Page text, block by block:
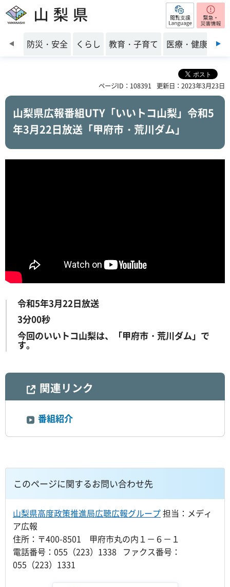
山梨県 閲覧支援
前のスライドを表示
防災・安全 くらし 教育・子育て 医療・健康・福
ページID：108391 更新日：2023年3月23日
山梨県広報番組UTY「いいトコ山梨」令和5
年3月22日放送「甲府市・荒川ダム」
令和5年3月22日放送
3分00秒
今回のいいトコ山梨は、「甲府市・荒川ダム」で
す。
関連リンク
番組紹介
このページに関するお問い合わせ先
山梨県高度政策推進局広聴広報グループ担当：メディ
ア広報
住所：〒400-8501 甲府市丸の内１－６－１
電話番号：055（223）1338 ファクス番号：
055（223）1331